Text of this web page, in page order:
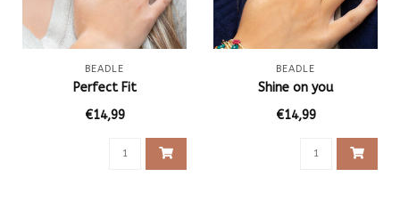
BEADLE
Perfect Fit
€14,99
BEADLE
Shine on you
€14,99